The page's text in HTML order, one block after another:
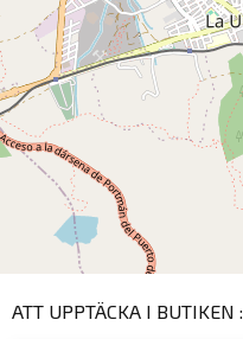
ATT UPPTÄCKA I BUTIKEN :